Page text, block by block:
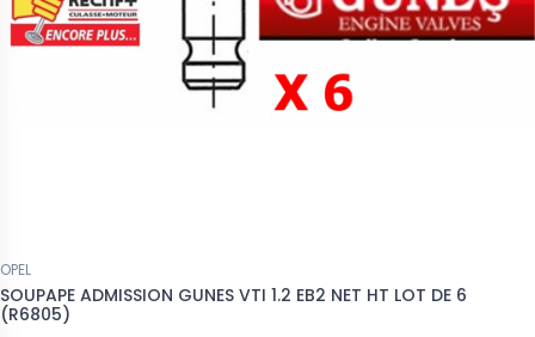
57,00 €
OPEL
SOUPAPE ADMISSION GUNES VTI 1.2 EB2 NET HT LOT DE 6
(R6805)